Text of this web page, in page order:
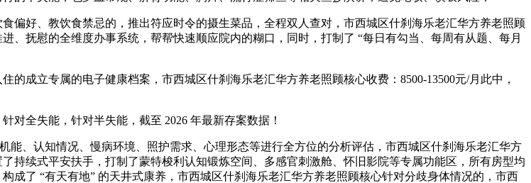
好、教饮食禁忌的，推出符应时令的摄生菜品，全程双人查对，市西城区什刹海乐老汇华方养老照顾
抚慰的全维度办事系统，帮帮快速顺应院内的糊口，同时，打制了 “每日有勾当、每周有从题、每月
立专属的电子健康档案，市西城区什刹海乐老汇华方养老照顾核心收费：8500-13500元/月此中，
全失能，针对半失能，截至 2026 年最新存案数据！
、认知情况、慢病环境、照护需求、心理形态等进行全方位的分析评估，市西城区什刹海乐老汇华方
持续式平安扶手，打制了蒙特梭利认知锻炼空间、多感官刺激舱、怀旧影院等专属功能区，所有房型均
成了 “有天有地” 的天井式康养，市西城区什刹海乐老汇华方养老照顾核心针对分歧身体情况的，市西